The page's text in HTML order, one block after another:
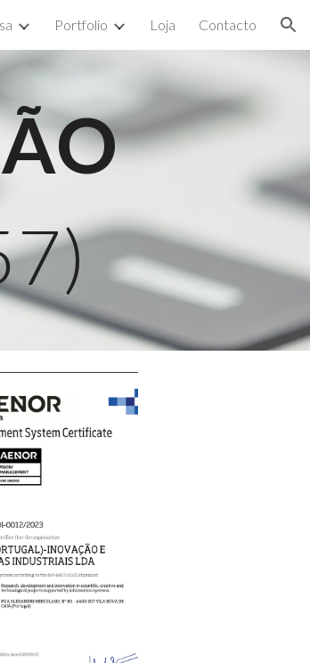
Portfolio Loja Contacto